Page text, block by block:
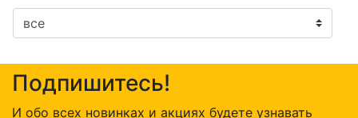
Подпишитесь!
И обо всех новинках и акциях будете узнавать